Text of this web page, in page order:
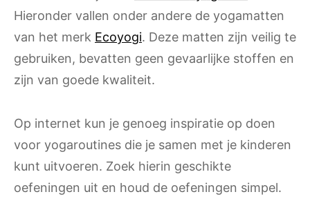
Hieronder vallen onder andere de yogamatten
van het merk Ecoyogi. Deze matten zijn veilig te
gebruiken, bevatten geen gevaarlijke stoffen en
zijn van goede kwaliteit.
Op internet kun je genoeg inspiratie op doen
voor yogaroutines die je samen met je kinderen
kunt uitvoeren. Zoek hierin geschikte
oefeningen uit en houd de oefeningen simpel.